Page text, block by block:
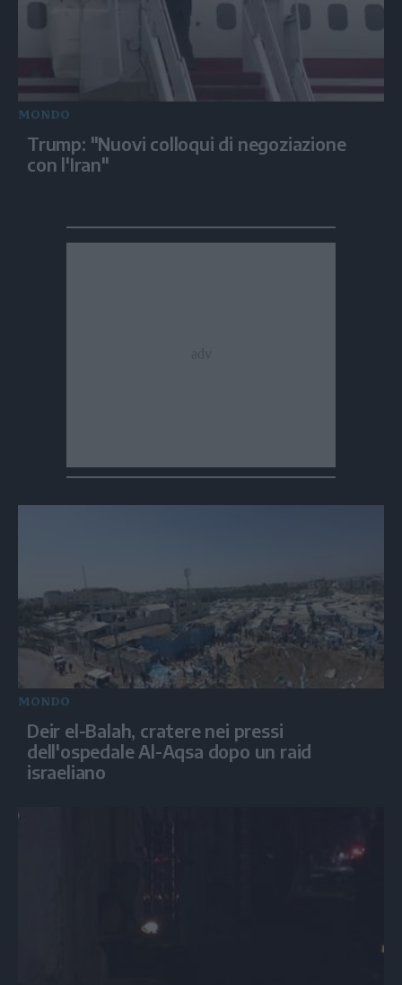
MONDO
Trump: "Nuovi colloqui di negoziazione
con l'Iran"
MONDO
Deir el-Balah, cratere nei pressi
dell'ospedale Al-Aqsa dopo un raid
israeliano